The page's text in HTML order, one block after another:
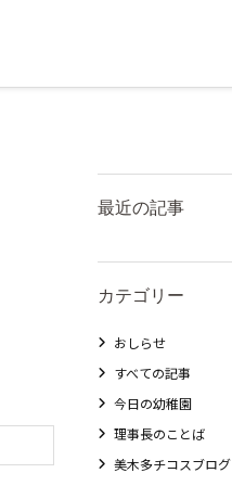
最近の記事
カテゴリー
おしらせ
すべての記事
今日の幼稚園
理事長のことば
美木多チコスブログ